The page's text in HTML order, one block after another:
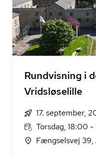
Rundvisning i
Vridsløselille
17. september,
Torsdag, 18:00
Fængselsvej